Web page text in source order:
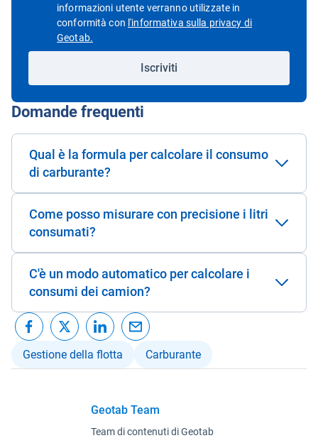
informazioni utente verranno utilizzate in
conformità con l'informativa sulla privacy di
Geotab.Apri in una nuova finestra
Iscriviti
Domande frequenti
Qual è la formula per calcolare il consumo
di carburante?
Come posso misurare con precisione i litri
consumati?
C'è un modo automatico per calcolare i
consumi dei camion?
Gestione della flotta Carburante
Geotab Team
Team di contenuti di Geotab